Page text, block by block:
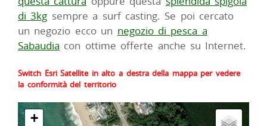
di 3kg sempre a surf casting. Se poi cercato
un negozio ecco un negozio di pesca a
Sabaudia con ottime offerte anche su Internet.
Switch Esri Satellite in alto a destra della mappa per vedere
la conformità del territorio
+